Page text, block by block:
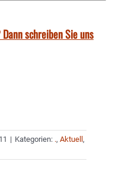
schreiben Sie uns
| Kategorien: ., Aktuell ,